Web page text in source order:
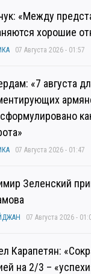
«Между
хорошие
07 Августа 2026 - 01:57
«7 августа
07 Августа 2026 - 01:47
Зеленский
07 Августа 2026 -
Карапетян:
на 2/3 –